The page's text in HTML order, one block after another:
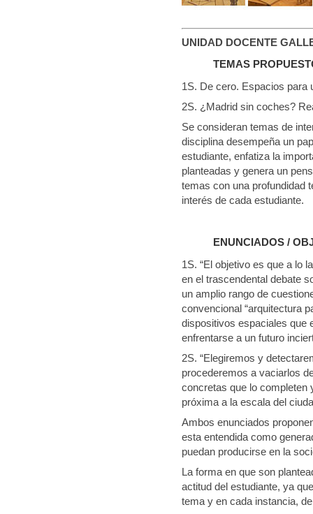
UNIDAD DOCENTE
TEMAS
1S. De cero. Espacios para
2S. ¿Madrid sin coches?
Se consideran temas de
disciplina desempeña un
estudiante, enfatiza la
planteadas y genera un
temas con una profundidad
interés de cada estudiante.
ENUNCIADOS /
1S. “El objetivo es que a lo
en el trascendental debate
un amplio rango de
convencional “arquitectura
dispositivos espaciales que
enfrentarse a un futuro
2S. “Elegiremos y
procederemos a vaciarlos
concretas que lo completen
próxima a la escala del
Ambos enunciados
esta entendida como
puedan producirse en la
La forma en que son
actitud del estudiante, ya
tema y en cada instancia,